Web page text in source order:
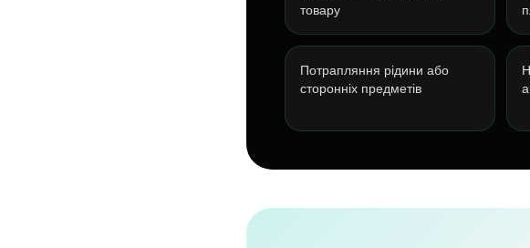
товару
Потрапляння рідини або
сторонніх предметів